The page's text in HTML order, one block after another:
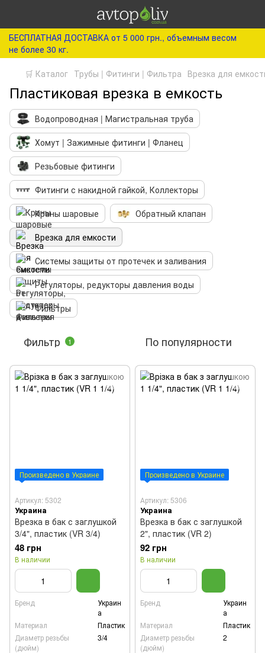
БЕСПЛАТНАЯ ДОСТАВКА от 5 000 грн., объемным весом
не более 30 кг.
🛒 Каталог Трубы | Фитинги | Фильтра Врезка для
Пластиковая врезка в емкость
Водопроводная | Магистральная труба
Хомут | Зажимные фитинги | Фланец
Резьбовые фитинги
Фитинги с накидной гайкой, Коллекторы
Краны шаровые
Обратный клапан
Врезка для емкости
Системы защиты от протечек и заливания
Регуляторы, редукторы давления воды
Фильтры
Фильтр 1 По популярности
Произведено в Украине
Артикул: 5302
Украина
Врезка в бак с заглушкой
3/4", пластик (VR 3/4)
48 грн
В наличии
Бренд
Украин
а
Материал
Пластик
Диаметр резьбы
(дюйм)
3/4
Произведено в Украине
Артикул: 5306
Украина
Врезка в бак с заглушкой
2", пластик (VR 2)
92 грн
В наличии
Бренд
Украин
а
Материал
Пластик
Диаметр резьбы
(дюйм)
2